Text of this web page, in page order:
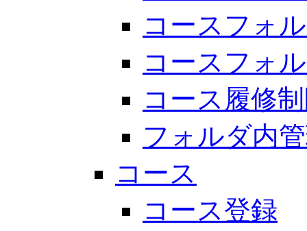
コースフォ
コースフォ
コース履修
フォルダ内
コース
コース登録